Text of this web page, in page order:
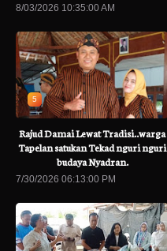
8/03/2026 10:35:00 AM
5
Rajud Damai Lewat Tradisi..warga
Tapelan satukan Tekad nguri nguri
budaya Nyadran.
7/30/2026 06:13:00 PM